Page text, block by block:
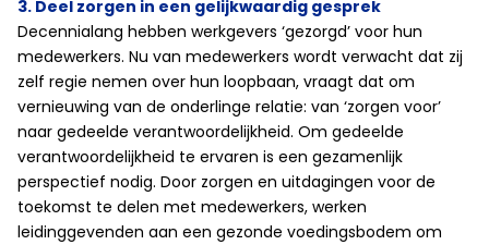
3. Deel zorgen in een gelijkwaardig gesprek
Decennialang hebben werkgevers ‘gezorgd’ voor hun
medewerkers. Nu van medewerkers wordt verwacht dat zij
zelf regie nemen over hun loopbaan, vraagt dat om
vernieuwing van de onderlinge relatie: van ‘zorgen voor’
naar gedeelde verantwoordelijkheid. Om gedeelde
verantwoordelijkheid te ervaren is een gezamenlijk
perspectief nodig. Door zorgen en uitdagingen voor de
toekomst te delen met medewerkers, werken
leidinggevenden aan een gezonde voedingsbodem om